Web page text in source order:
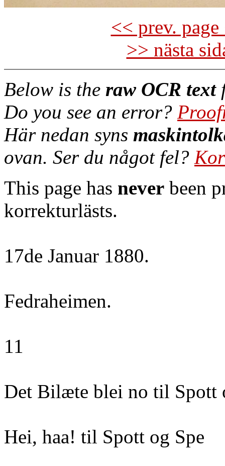
<< prev.
>> nästa
Below is the raw OCR text
Do you see an error?
Här nedan syns
ovan. Ser du något fel?
This page has never been
korrekturlästs.
17de Januar 1880.
Fedraheimen.
11
Det Bilæte blei no til
Hei, haa! til Spott og Spe